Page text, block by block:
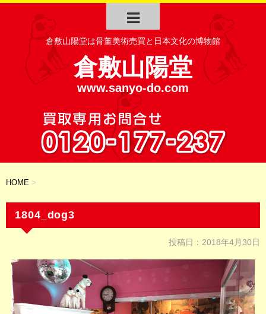
倉敷山陽堂は骨董美術売買と日本文化の博物館
倉敷山陽堂
www.sanyo-do.com
HOME >
1804_dog3
投稿日： 2018年4月30日